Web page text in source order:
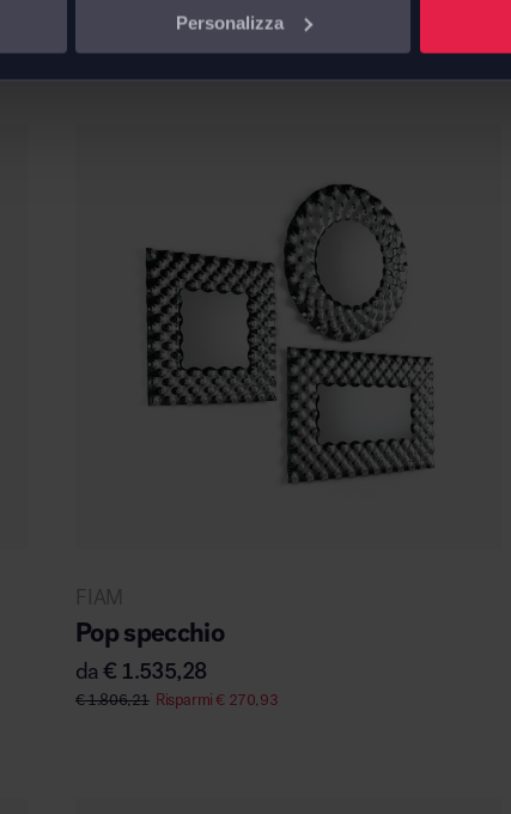
Personalizza
370,21
FIAM
Pop specchio
da€ 1.535,28
€1.806,21 Risparmi€ 270,93